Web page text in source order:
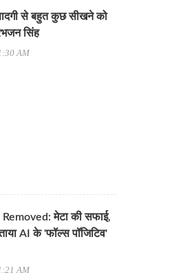
से बहुत कुछ सीखने को
सिंह
AM
मेटा की सफाई,
AI के 'फॉल्स पॉजिटिव'
AM